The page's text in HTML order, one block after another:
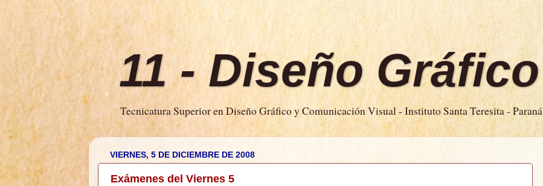
11 - Diseño Gráfico
Tecnicatura Superior en Diseño Gráfico y Comunicación Visual - Instituto Santa Teresita - Paraná
VIERNES, 5 DE DICIEMBRE DE 2008
Exámenes del Viernes 5